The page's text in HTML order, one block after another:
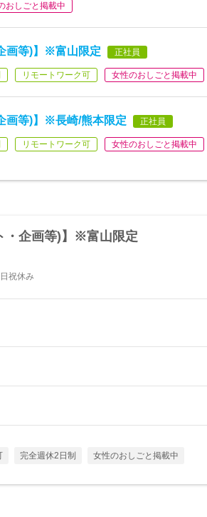
おしごと掲載中
画等)】※富山限定 正社員
リモートワーク可 女性のおしごと掲載中
画等)】※長崎/熊本限定 正社員
リモートワーク可 女性のおしごと掲載中
・企画等)】※富山限定
祝休み
完全週休2日制 女性のおしごと掲載中